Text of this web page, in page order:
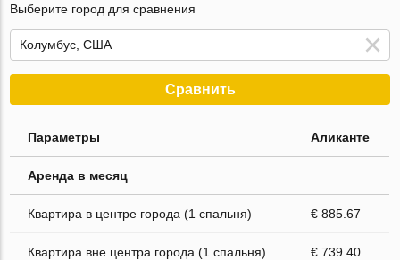
Выберите город для сравнения
Сравнить
Параметры Аликанте
Аренда в месяц
Квартира в центре города (1 спальня) € 885.67
Квартира вне центра города (1 спальня) € 739.40